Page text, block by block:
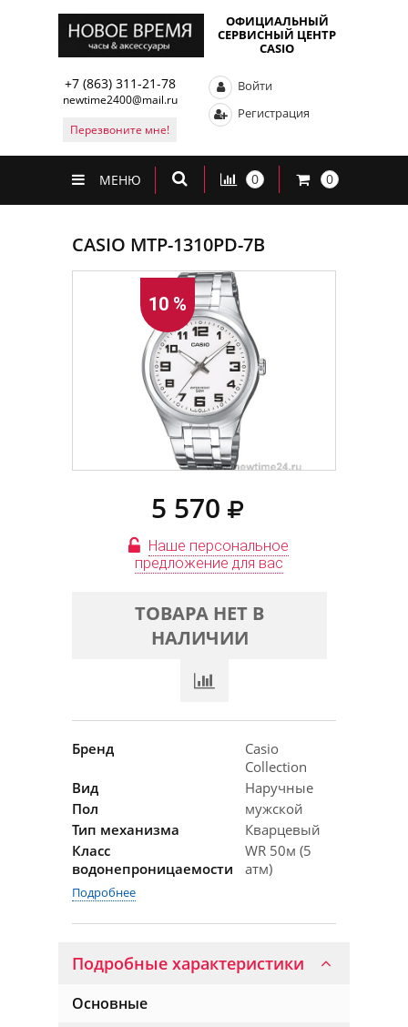
ОФИЦИАЛЬНЫЙ
СЕРВИСНЫЙ ЦЕНТР
CASIO
+7 (863) 311-21-78
newtime2400@mail.ru
Перезвоните мне!
Войти
Регистрация
МЕНЮ 0 0
CASIO MTP-1310PD-7B
10 %
5 570
Наше персональное
предложение для вас
ТОВАРА НЕТ В
НАЛИЧИИ
Бренд
Casio
Collection
Вид
Наручные
Пол
мужской
Тип механизма
Кварцевый
Класс
водонепроницаемости
WR 50м (5
атм)
Подробнее
Подробные характеристики
Основные